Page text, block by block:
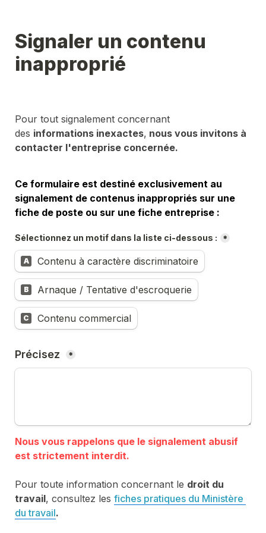
Signaler un contenu
inapproprié
Pour tout signalement concernant
des informations inexactes, nous vous invitons à
contacter l'entreprise concernée.
Ce formulaire est destiné exclusivement au
signalement de contenus inappropriés sur une
fiche de poste ou sur une fiche entreprise :
Sélectionnez un motif dans la liste ci-dessous : *
A Contenu à caractère discriminatoire
B Arnaque / Tentative d'escroquerie
C Contenu commercial
Précisez *
Nous vous rappelons que le signalement abusif
Pour toute information concernant le droit du
travail, consultez les fiches pratiques du Ministère
du travail